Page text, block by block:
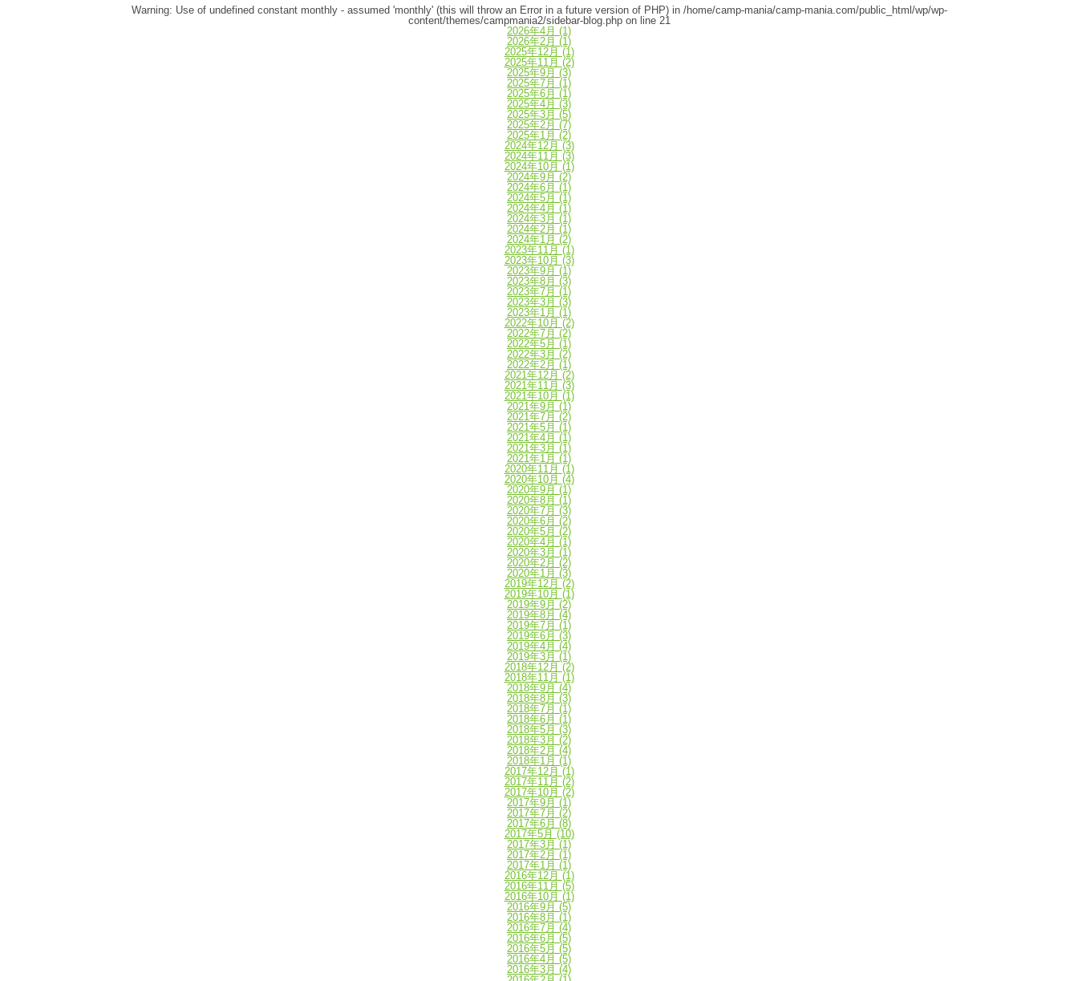
Warning: Use of undefined constant monthly - assumed 'monthly' (this will throw an Error in a future version of PHP) in /home/camp-mania/camp-mania.com/public_html/wp/wp-
content/themes/campmania2/sidebar-blog.phpon line 21
2026年4月 (1)
2026年2月 (1)
2025年12月 (1)
2025年11月 (2)
2025年9月 (3)
2025年7月 (1)
2025年6月 (1)
2025年4月 (3)
2025年3月 (5)
2025年2月 (7)
2025年1月 (2)
2024年12月 (3)
2024年11月 (3)
2024年10月 (1)
2024年9月 (2)
2024年6月 (1)
2024年5月 (1)
2024年4月 (1)
2024年3月 (1)
2024年2月 (1)
2024年1月 (2)
2023年11月 (1)
2023年10月 (3)
2023年9月 (1)
2023年8月 (3)
2023年7月 (1)
2023年3月 (3)
2023年1月 (1)
2022年10月 (2)
2022年7月 (2)
2022年5月 (1)
2022年3月 (2)
2022年2月 (1)
2021年12月 (2)
2021年11月 (3)
2021年10月 (1)
2021年9月 (1)
2021年7月 (2)
2021年5月 (1)
2021年4月 (1)
2021年3月 (1)
2021年1月 (1)
2020年11月 (1)
2020年10月 (4)
2020年9月 (1)
2020年8月 (1)
2020年7月 (3)
2020年6月 (2)
2020年5月 (2)
2020年4月 (1)
2020年3月 (1)
2020年2月 (2)
2020年1月 (3)
2019年12月 (2)
2019年10月 (1)
2019年9月 (2)
2019年8月 (4)
2019年7月 (1)
2019年6月 (3)
2019年4月 (4)
2019年3月 (1)
2018年12月 (2)
2018年11月 (1)
2018年9月 (4)
2018年8月 (3)
2018年7月 (1)
2018年6月 (1)
2018年5月 (3)
2018年3月 (2)
2018年2月 (4)
2018年1月 (1)
2017年12月 (1)
2017年11月 (2)
2017年10月 (2)
2017年9月 (1)
2017年7月 (2)
2017年6月 (8)
2017年5月 (10)
2017年3月 (1)
2017年2月 (1)
2017年1月 (1)
2016年12月 (1)
2016年11月 (5)
2016年10月 (1)
2016年9月 (5)
2016年8月 (1)
2016年7月 (4)
2016年6月 (5)
2016年5月 (5)
2016年4月 (5)
2016年3月 (4)